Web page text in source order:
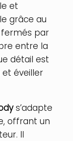
et
grâce au
par
entre la
détail est
et éveiller
s’adapte
offrant un
Il